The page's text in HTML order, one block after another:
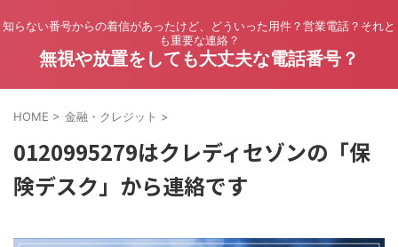
知らない番号からの着信があったけど、どういった用件？営業電話？それと
も重要な連絡？
無視や放置をしても大丈夫な電話番号？
HOME > 金融・クレジット >
0120995279はクレディセゾンの「保
険デスク」から連絡です